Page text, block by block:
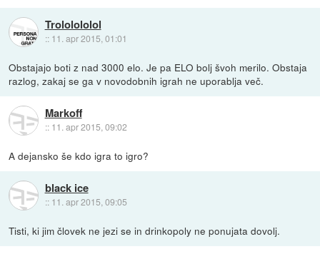
Trololololol
:: 11. apr 2015, 01:01
Obstajajo boti z nad 3000 elo. Je pa ELO bolj švoh merilo. Obstaja
razlog, zakaj se ga v novodobnih igrah ne uporablja več.
Markoff
:: 11. apr 2015, 09:02
A dejansko še kdo igra to igro?
black ice
:: 11. apr 2015, 09:05
Tisti, ki jim človek ne jezi se in drinkopoly ne ponujata dovolj.